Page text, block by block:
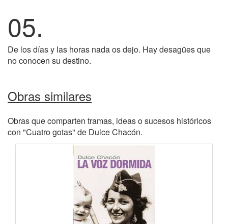
05.
De los días y las horas nada os dejo. Hay desagües que
no conocen su destino.
Obras similares
Obras que comparten tramas, ideas o sucesos históricos
con "Cuatro gotas" de Dulce Chacón.